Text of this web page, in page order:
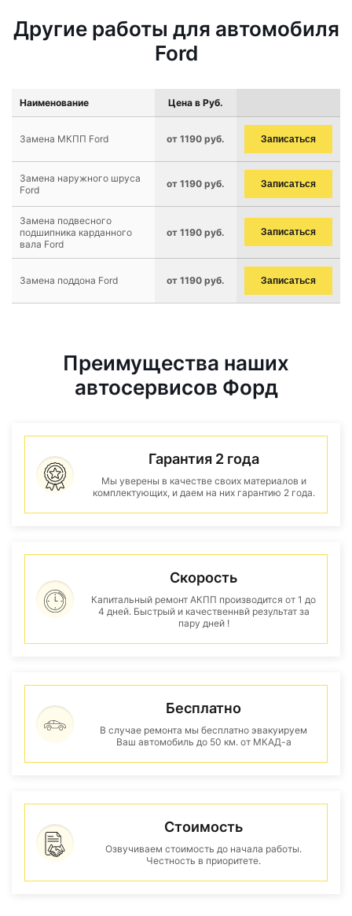
Другие работы для автомобиля
Ford
Наименование Цена в Руб.
Замена МКПП Ford от 1190 руб. Записаться
Замена наружного шруса
Ford
от 1190 руб. Записаться
Замена подвесного
подшипника карданного
вала Ford
от 1190 руб. Записаться
Замена поддона Ford от 1190 руб. Записаться
Преимущества наших
автосервисов Форд
Гарантия 2 года
Мы уверены в качестве своих материалов и
комплектующих, и даем на них гарантию 2 года.
Скорость
Капитальный ремонт АКПП производится от 1 до
4 дней. Быстрый и качественнвй результат за
пару дней !
Бесплатно
В случае ремонта мы бесплатно эвакуируем
Ваш автомобиль до 50 км. от МКАД-а
Стоимость
Озвучиваем стоимость до начала работы.
Честность в приоритете.